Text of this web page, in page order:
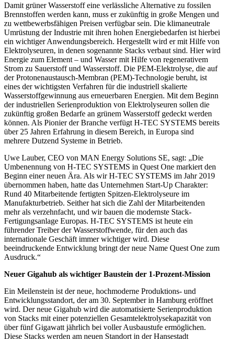
Damit grüner Wasserstoff eine verlässliche Alternative zu fossilen
Brennstoffen werden kann, muss er zukünftig in große Mengen und
zu wettbewerbsfähigen Preisen verfügbar sein. Die klimaneutrale
Umrüstung der Industrie mit ihren hohen Energiebedarfen ist hierbei
ein wichtiger Anwendungsbereich. Hergestellt wird er mit Hilfe von
Elektrolyseuren, in denen sogenannte Stacks verbaut sind. Hier wird
Energie zum Element – und Wasser mit Hilfe von regenerativem
Strom zu Sauerstoff und Wasserstoff. Die PEM-Elektrolyse, die auf
der Protonenaustausch-Membran (PEM)-Technologie beruht, ist
eines der wichtigsten Verfahren für die industriell skalierte
Wasserstoffgewinnung aus erneuerbaren Energien. Mit dem Beginn
der industriellen Serienproduktion von Elektrolyseuren sollen die
zukünftig großen Bedarfe an grünem Wasserstoff gedeckt werden
können. Als Pionier der Branche verfügt H-TEC SYSTEMS bereits
über 25 Jahren Erfahrung in diesem Bereich, in Europa sind
mehrere Dutzend Systeme in Betrieb.
Uwe Lauber, CEO von MAN Energy Solutions SE, sagt: „Die
Umbenennung von H-TEC SYSTEMS in Quest One markiert den
Beginn einer neuen Ära. Als wir H-TEC SYSTEMS im Jahr 2019
übernommen haben, hatte das Unternehmen Start-Up Charakter:
Rund 40 Mitarbeitende fertigten Spitzen-Elektrolyseure im
Manufakturbetrieb. Seither hat sich die Zahl der Mitarbeitenden
mehr als verzehnfacht, und wir bauen die modernste Stack-
Fertigungsanlage Europas. H-TEC SYSTEMS ist heute ein
führender Treiber der Wasserstoffwende, für den auch das
internationale Geschäft immer wichtiger wird. Diese
beeindruckende Entwicklung bringt der neue Name Quest One zum
Ausdruck.“
Neuer Gigahub als wichtiger Baustein der 1-Prozent-Mission
Ein Meilenstein ist der neue, hochmoderne Produktions- und
Entwicklungsstandort, der am 30. September in Hamburg eröffnet
wird. Der neue Gigahub wird die automatisierte Serienproduktion
von Stacks mit einer potenziellen Gesamtelektrolysekapazität von
über fünf Gigawatt jährlich bei voller Ausbaustufe ermöglichen.
Diese Stacks werden am neuen Standort in der Hansestadt